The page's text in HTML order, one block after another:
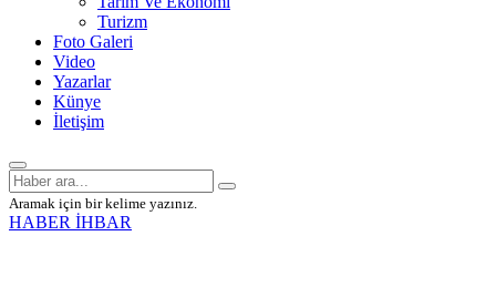
Turizm
Foto Galeri
Video
Yazarlar
Künye
İletişim
Aramak için bir kelime yazınız.
HABER İHBAR